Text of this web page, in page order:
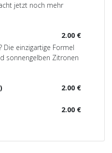
jetzt noch mehr
2.00 €
einzigartige Formel
sonnengelben Zitronen
2.00 €
2.00 €